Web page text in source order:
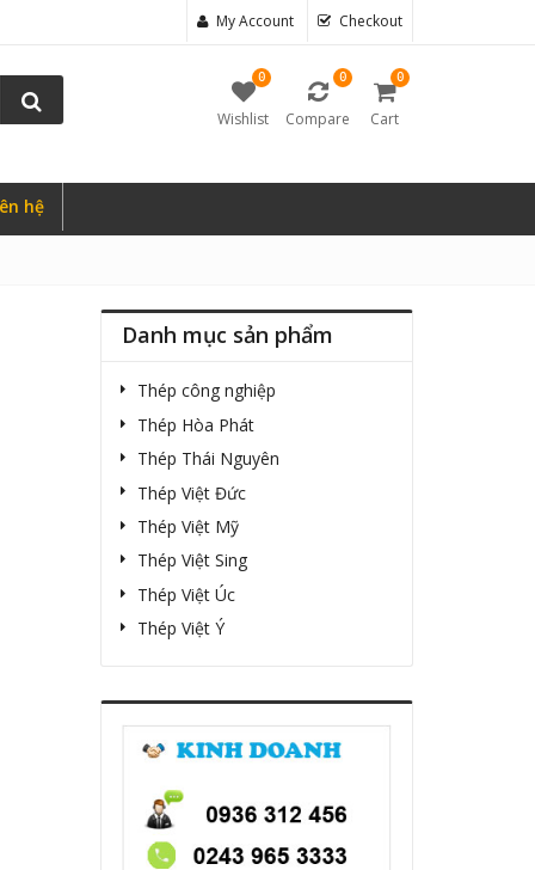
My Account Checkout
0
Wishlist
0
Compare
0
Cart
hệ
Danh mục sản phẩm
Thép công nghiệp
Thép Hòa Phát
Thép Thái Nguyên
Thép Việt Đức
Thép Việt Mỹ
Thép Việt Sing
Thép Việt Úc
Thép Việt Ý